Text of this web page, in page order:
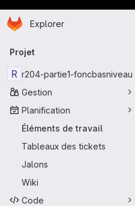
Passer au contenu principal
Page d'accueil
Explorer
Navigation
Projet
R r204-partie1-foncbasniveau
Gestion
Planification
Éléments de travail
Tableaux des tickets
Jalons
Wiki
Code